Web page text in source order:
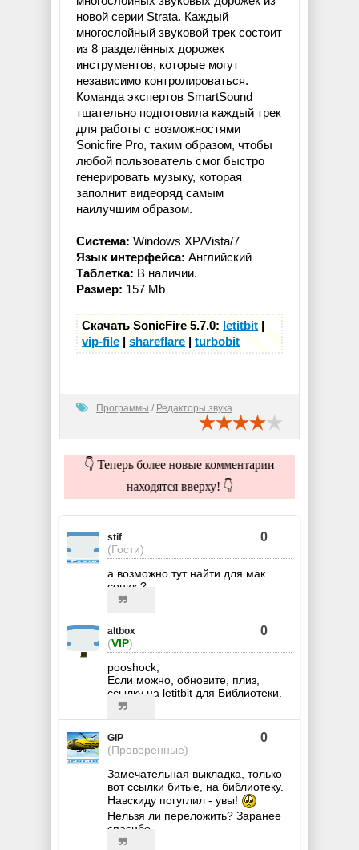
новой серии Strata. Каждый
многослойный звуковой трек состоит
из 8 разделённых дорожек
инструментов, которые могут
независимо контролироваться.
Команда экспертов SmartSound
тщательно подготовила каждый трек
для работы с возможностями
Sonicfire Pro, таким образом, чтобы
любой пользователь смог быстро
генерировать музыку, которая
заполнит видеоряд самым
наилучшим образом.
Система: Windows XP/Vista/7
Язык интерфейса: Английский
Таблетка: В наличии.
Размер: 157 Mb
Скачать SonicFire 5.7.0: letitbit |
vip-file |shareflare |turbobit
Программы / Редакторы звука
👇 Теперь более новые комментарии
находятся вверху! 👇
stif
(Гости)
0
а возможно тут найти для мак
соник ?
altbox
(VIP)
0
pooshock,
Если можно, обновите, плиз,
ссылку на letitbit для Библиотеки.
GIP
(Проверенные)
0
Замечательная выкладка, только
вот ссылки битые, на библиотеку.
Навскиду погуглил - увы!
Нельзя ли переложить? Заранее
спасибо.